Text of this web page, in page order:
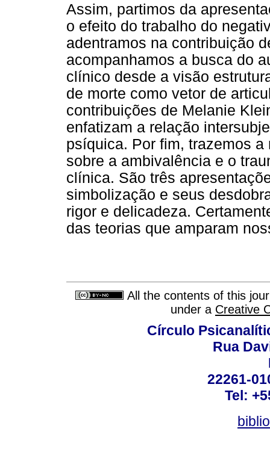
Assim, partimos da
o efeito do trabalho do
adentramos na contribuição
acompanhamos a busca do
clínico desde a visão
de morte como vetor de
contribuições de Melanie
enfatizam a relação
psíquica. Por fim, trazemos
sobre a ambivalência e o
clínica. São três
simbolização e seus
rigor e delicadeza.
das teorias que amparam
All the contents of this
under a Creative
Círculo
Rua
22261-
Tel: